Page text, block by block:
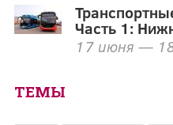
Часть 1:
17 июня —
ТЕМЫ